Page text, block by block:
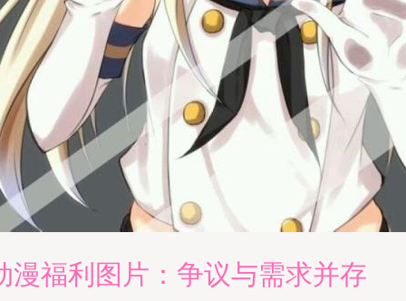
漫福利图片：争议与需求并存